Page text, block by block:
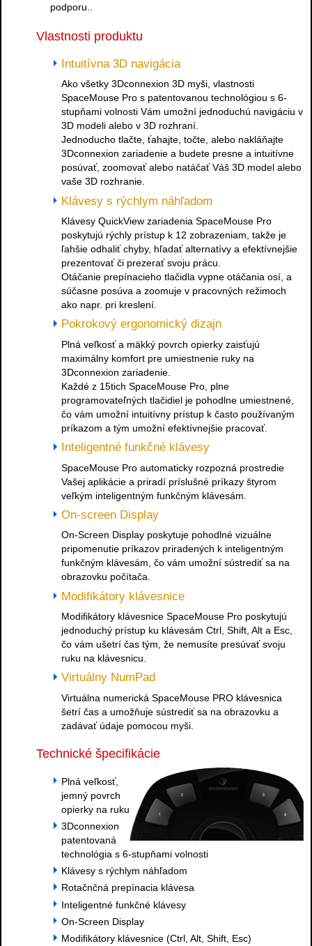
podporu..
Vlastnosti produktu
Intuitívna 3D navigácia
Ako všetky 3Dconnexion 3D myši, vlastnosti
SpaceMouse Pro s patentovanou technológiou s 6-
stupňami volnosti Vám umožní jednoduchú navigáciu v
3D modeli alebo v 3D rozhraní.
Jednoducho tlačte, ťahajte, točte, alebo nakláňajte
3Dconnexion zariadenie a budete presne a intuitívne
posúvať, zoomovať alebo natáčať Váš 3D model alebo
vaše 3D rozhranie.
Klávesy s rýchlym náhľadom
Klávesy QuickView zariadenia SpaceMouse Pro
poskytujú rýchly prístup k 12 zobrazeniam, takže je
ľahšie odhaliť chyby, hľadať alternatívy a efektívnejšie
prezentovať či prezerať svoju prácu.
Otáčanie prepínacieho tlačidla vypne otáčania osí, a
súčasne posúva a zoomuje v pracovných režimoch
ako napr. pri kreslení.
Pokrokový ergonomický dizajn
Plná veľkosť a mäkký povrch opierky zaisťujú
maximálny komfort pre umiestnenie ruky na
3Dconnexion zariadenie.
Každé z 15tich SpaceMouse Pro, plne
programovateľných tlačidiel je pohodlne umiestnené,
čo vám umožní intuitívny prístup k často používaným
príkazom a tým umožní efektívnejšie pracovať.
Inteligentné funkčné klávesy
SpaceMouse Pro automaticky rozpozná prostredie
Vašej aplikácie a priradí príslušné príkazy štyrom
veľkým inteligentným funkčným klávesám.
On-screen Display
On-Screen Display poskytuje pohodlné vizuálne
pripomenutie príkazov priradených k inteligentným
funkčným klávesám, čo vám umožní sústrediť sa na
obrazovku počítača.
Modifikátory klávesnice
Modifikátory klávesnice SpaceMouse Pro poskytujú
jednoduchý prístup ku klávesám Ctrl, Shift, Alt a Esc,
čo vám ušetrí čas tým, že nemusíte presúvať svoju
ruku na klávesnicu.
Virtuálny NumPad
Virtuálna numerická SpaceMouse PRO klávesnica
šetrí čas a umožňuje sústrediť sa na obrazovku a
zadávať údaje pomocou myši.
Technické špecifikácie
Plná veľkosť,
jemný povrch
opierky na ruku
3Dconnexion
patentovaná
technológia s 6-stupňami volnosti
Klávesy s rýchlym náhľadom
Rotačnčná prepínacia klávesa
Inteligentné funkčné klávesy
On-Screen Display
Modifikátory klávesnice (Ctrl, Alt, Shift, Esc)